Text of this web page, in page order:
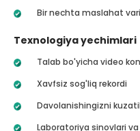
Bir nechta maslahat
Texnologiya yechimlari
Talab bo'yicha video
Xavfsiz sog'liq rekordi
Davolanishingizni
Laboratoriya sinovlari